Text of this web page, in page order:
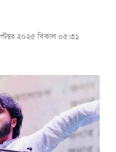
২০২৫ বিকাল ০৫:৩১